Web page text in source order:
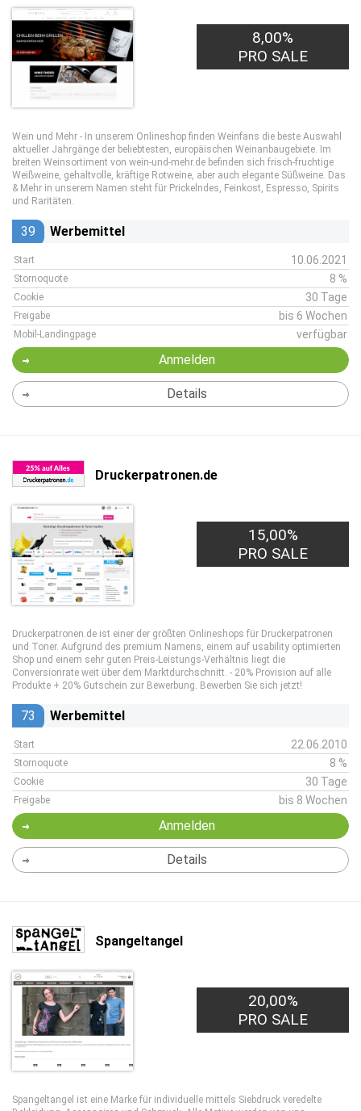
8,00%
PRO SALE
Wein und Mehr - In unserem Onlineshop finden Weinfans die beste Auswahl
aktueller Jahrgänge der beliebtesten, europäischen Weinanbaugebiete. Im
breiten Weinsortiment von wein-und-mehr.de befinden sich frisch-fruchtige
Weißweine, gehaltvolle, kräftige Rotweine, aber auch elegante Süßweine. Das
& Mehr in unserem Namen steht für Prickelndes, Feinkost, Espresso, Spirits
und Raritäten.
39 Werbemittel
Start 10.06.2021
Stornoquote 8 %
Cookie 30 Tage
Freigabe bis 6 Wochen
Mobil-Landingpage verfügbar
Anmelden
Details
Druckerpatronen.de
15,00%
PRO SALE
Druckerpatronen.de ist einer der größten Onlineshops für Druckerpatronen
und Toner. Aufgrund des premium Namens, einem auf usability optimierten
Shop und einem sehr guten Preis-Leistungs-Verhältnis liegt die
Conversionrate weit über dem Marktdurchschnitt. - 20% Provision auf alle
Produkte + 20% Gutschein zur Bewerbung. Bewerben Sie sich jetzt!
73 Werbemittel
Start 22.06.2010
Stornoquote 8 %
Cookie 30 Tage
Freigabe bis 8 Wochen
Anmelden
Details
Spangeltangel
20,00%
PRO SALE
Spangeltangel ist eine Marke für individuelle mittels Siebdruck veredelte